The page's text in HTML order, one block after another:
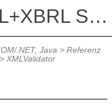
Altova RaptorXML+XBRL Server 2026
.NET, Java> Referenz
> XMLValidator